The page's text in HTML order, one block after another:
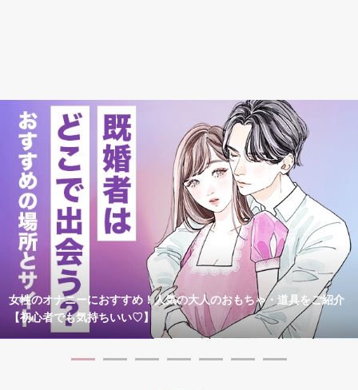
女性のオナニーにおすすめ！人気の大人のおもちゃ・道具をご紹介
【初心者でも気持ちいい♡】